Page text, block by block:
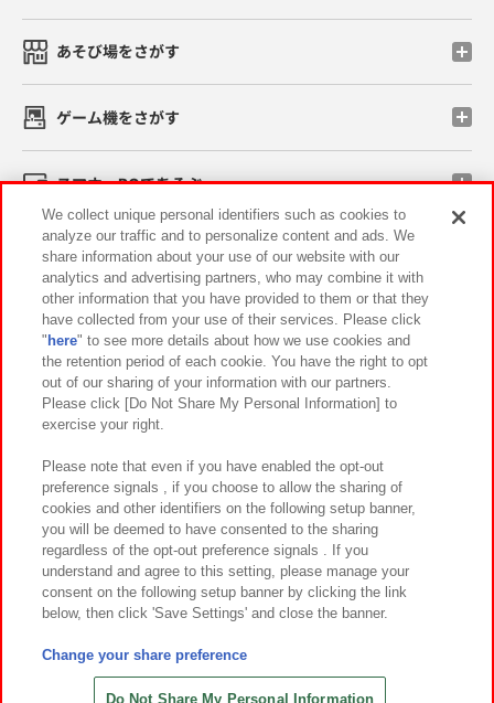
あそび場をさがす
ゲーム機をさがす
スマホ・PCであそぶ
イベント・キャンペーン
関連会社 サステナビリティ サイトポリシー
プライバシーポリシー ウェブアクセシビリティ方針と検証結果
お取引先さまとともに
カスタマーハラスメント対応方針 よくあるご質問・お問い合わせ
©Bandai Namco Amusement Inc.
©Bandai Namco Amusement Lab Inc.
©HANAYASHIKI Co., Ltd. All Rights Reserved.
We collect unique personal identifiers such as cookies to
analyze our traffic and to personalize content and ads. We
share information about your use of our website with our
analytics and advertising partners, who may combine it with
other information that you have provided to them or that they
have collected from your use of their services. Please click
" here" to see more details about how we use cookies and
the retention period of each cookie. You have the right to opt
out of our sharing of your information with our partners.
Please click [Do Not Share My Personal Information] to
exercise your right.
Please note that even if you have enabled the opt-out
preference signals , if you choose to allow the sharing of
cookies and other identifiers on the following setup banner,
you will be deemed to have consented to the sharing
regardless of the opt-out preference signals . If you
understand and agree to this setting, please manage your
consent on the following setup banner by clicking the link
below, then click 'Save Settings' and close the banner.
Change your share preference
Do Not Share My Personal Information